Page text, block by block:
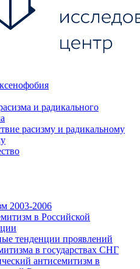
и радикального
расизму и радикальному
2003-2006
в Российской
тенденции проявлений
в государствах СНГ
антисемитизм в